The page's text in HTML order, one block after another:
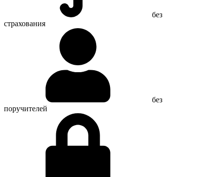
без
страхования
без
поручителей